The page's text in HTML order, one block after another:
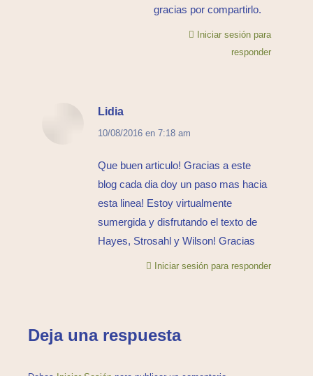
gracias por compartirlo.
Iniciar sesión para
responder
Lidia
dice:
10/08/2016 en 7:18 am
Que buen articulo! Gracias a este
blog cada dia doy un paso mas hacia
esta linea! Estoy virtualmente
sumergida y disfrutando el texto de
Hayes, Strosahl y Wilson! Gracias
Iniciar sesión para responder
Deja una respuesta